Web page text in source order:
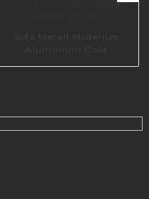
Sofa Metall Modernes
Aluminium Gold